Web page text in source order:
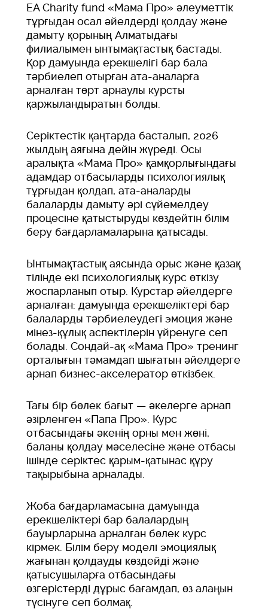
EA Charity fund «Мама Про» әлеуметтік
тұрғыдан осал әйелдерді қолдау және
дамыту қорының Алматыдағы
филиалымен ынтымақтастық бастады.
Қор дамуында ерекшелігі бар бала
тәрбиелеп отырған ата-аналарға
арналған төрт арнаулы курсты
қаржыландыратын болды.
Серіктестік қаңтарда басталып, 2026
жылдың аяғына дейін жүреді. Осы
аралықта «Мама Про» қамқорлығындағы
адамдар отбасыларды психологиялық
тұрғыдан қолдап, ата-аналарды
балаларды дамыту әрі сүйемелдеу
процесіне қатыстыруды көздейтін білім
беру бағдарламаларына қатысады.
Ынтымақтастық аясында орыс және қазақ
тілінде екі психологиялық курс өткізу
жоспарланып отыр. Курстар әйелдерге
арналған: дамуында ерекшеліктері бар
балаларды тәрбиелеудегі эмоция және
мінез-құлық аспектілерін үйренуге сеп
болады. Сондай-ақ «Мама Про» тренинг
орталығын тәмамдап шығатын әйелдерге
арнап бизнес-акселератор өткізбек.
Тағы бір бөлек бағыт — әкелерге арнап
әзірленген «Папа Про». Курс
отбасындағы әкенің орны мен жөні,
баланы қолдау мәселесіне және отбасы
ішінде серіктес қарым-қатынас құру
тақырыбына арналады.
Жоба бағдарламасына дамуында
ерекшеліктері бар балалардың
бауырларына арналған бөлек курс
кірмек. Білім беру моделі эмоциялық
жағынан қолдауды көздейді және
қатысушыларға отбасындағы
өзгерістерді дұрыс бағамдап, өз алаңын
түсінуге сеп болмақ.